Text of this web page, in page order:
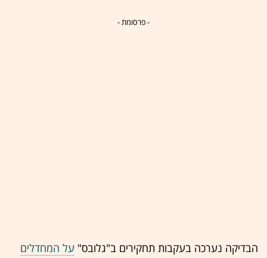
- פרסומת -
הבדיקה נערכה בעקבות תחקירים ב"גלובס" על המחדלים